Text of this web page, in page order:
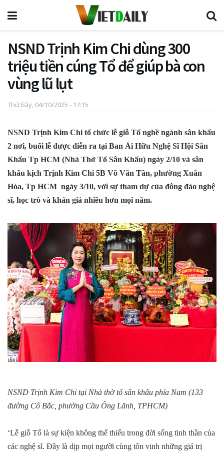
NSND Trịnh Kim Chi dùng 300
triệu tiền cúng Tổ để giúp bà con
vùng lũ lụt
Thứ Bảy, 04/10/2025 - 17:15
NSND Trịnh Kim Chi tổ chức lễ giỗ Tổ nghề ngành sân khấu
2 nơi, buổi lễ được diễn ra tại Ban Ái Hữu Nghệ Sĩ Hội Sân
Khấu Tp HCM (Nhà Thờ Tổ Sân Khấu) ngày 2/10 và sân
khấu kịch Trịnh Kim Chi 5B Võ Văn Tần, phường Xuân
Hòa, Tp HCM ngày 3/10, với sự tham dự của đông đảo nghệ
sĩ, học trò và khán giả nhiều hơn mọi năm.
NSND Trịnh Kim Chi tại Nhà thờ tổ sân khấu phía Nam (133
đường Cô Bắc, phường Cầu Ông Lãnh, TPHCM)
‘Lễ giỗ Tổ là sự kiện không thể thiếu trong đời sống tinh thần của
các nghệ sĩ. Đây là dịp mọi người cùng tôn vinh những giá trị